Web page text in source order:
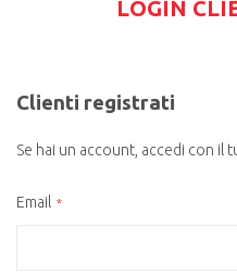
LOGIN
Clienti registrati
Se hai un account, accedi con il
Email